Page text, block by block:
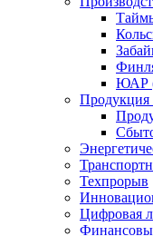
ЮАР
Продукция
Техпрорыв
Цифровая